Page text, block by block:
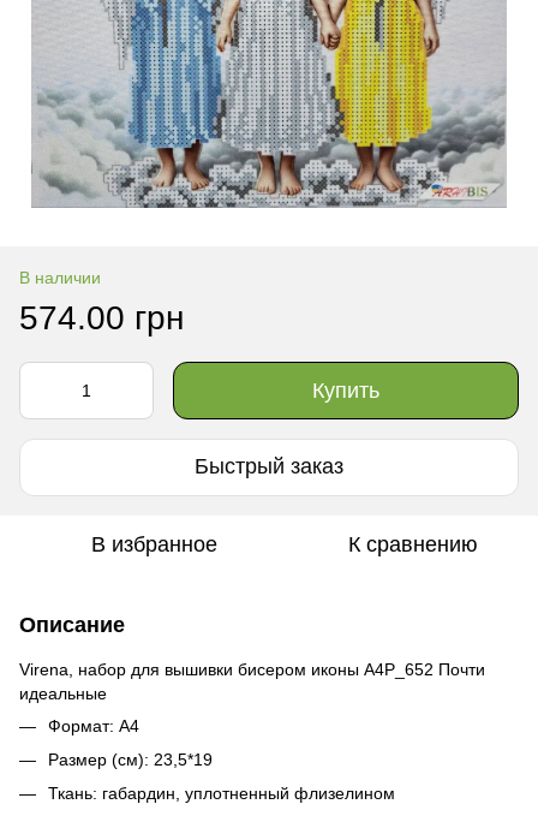
В наличии
574.00 грн
Купить
Быстрый заказ
В избранное К сравнению
Описание
Virena, набор для вышивки бисером иконы А4Р_652 Почти
идеальные
Формат: А4
Размер (см): 23,5*19
Ткань: габардин, уплотненный флизелином